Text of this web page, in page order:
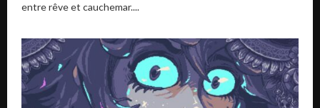
entre rêve et cauchemar....